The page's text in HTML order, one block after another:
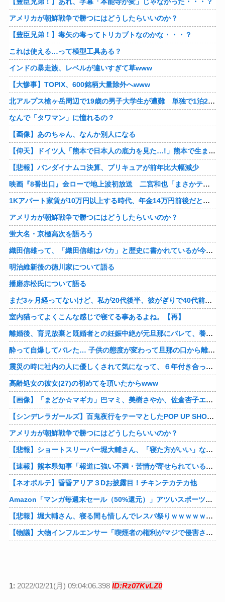
【豊臣兄弟！】あれ、字幕「本能寺が変」じゃなかった・・・？
アメリカが朝鮮戦争で勝つにはどうしたらいいのか？
【豊臣兄弟！】毒矢の毒ってトリカブトなのかな・・・？
これは使える…って模型工具ある？
インドの暴走族、レベルが違いすぎて草www
【大惨事】TOPIX、600銘柄大量除外へwww
北アルプス槍ヶ岳周辺で19歳の男子大学生が遭難 単独で1泊2日の予定で入山も連絡取れず 警察が9日以降捜索予定
なんで「タワマン」に憧れるの？
【画像】あのちゃん、なんか別人になる
【仰天】ドイツ人「熊本で日本人の底力を見た…!」熊本で生まれて初めて震度7の大地震を経験したドイツ人。直後、日本人たちの行動に衝撃を受けてしまう…
【悲報】バンダイナムコ決算、プリキュアが前年比大幅減少
映画『8番出口』金ローで地上波初放送 二宮和也「まさかテレビにまで迷い込んでしまうとは」
1Kアパート家賃が10万円以上する時代、年金14万円前後だと賃貸の人は無理じゃね？
アメリカが朝鮮戦争で勝つにはどうしたらいいのか？
蛍大名・京極高次を語ろう
織田信雄って、「織田信雄はバカ」と歴史に書かれているが今まで家が残っているんでバカではないよな？
明治維新後の徳川家について語る
播磨赤松氏について語る
まだ3ヶ月経ってないけど、私が20代後半、彼がぎりで40代前半でＷ不倫中。計画している彼との二泊三日の旅行、早く行けるといいな♪
室内猫ってよくこんな感じで寝てる事あるよね。【再】
離婚後、育児放棄と既婚者との妊娠中絶が元旦那にバレて、養育費の支払いが止まった… 私が正社員で働くまで止めると言われてるけど、女として生きたいの。
酔って自爆してバレた… 子供の態度が変わって旦那の口から離婚って言葉が出て、急速に現実に引き戻されたっていうか、あー私本当にしちゃいけないことしてたんだなと思い知った。
震災の時に社内の人に優しくされて気になって、６年付き合った彼に別れを告げました。その時新たな好きな人に夢中で元彼はどうでもよく思えました。今ははっきり言って後悔してます…
高齢処女の彼女(27)の初めてを頂いたからwww
【画像】「まどか☆マギカ」巴マミ、美樹さやか、佐倉杏子エロすぎ放課後えんこーハメ撮りどぴゅどぴゅエチエチが最高すぎる❣
【シンデレラガールズ】百鬼夜行をテーマとしたPOP UP SHOPが東京・大阪にて開催
アメリカが朝鮮戦争で勝つにはどうしたらいいのか？
【悲報】ショートスリーパー堀大輔さん、「寝た方がいい」などと誹謗中傷され配信中に泣き出してしまう
【速報】熊本県知事「報道に強い不満・苦情が寄せられている」→TBSの報道特集がまさにそれな件他
【ネオポルテ】昏昏アリア３Dお披露目！チキンテカテカ他
Amazon「マンガ毎週末セール（50%還元）」アツいスポーツマンガ祭り最終日到来！！！他
【悲報】堀大輔さん、寝る間も惜しんでレスバ祭りｗｗｗｗｗｗｗｗｗｗｗｗｗｗｗｗｗｗｗｗｗｗｗｗ他
【物議】大物インフルエンサー「喫煙者の権利がマジで侵害されてる。いくら税金払ってるんだ」他
1: 2022/02/21(月) 09:04:06.398 ID:Rz07KvLZ0